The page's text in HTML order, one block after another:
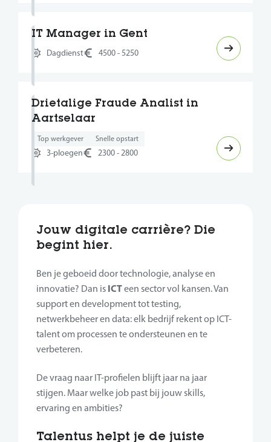
IT Manager in Gent
Dagdienst 4500 - 5250
Drietalige Fraude Analist in
Aartselaar
Top werkgever Snelle opstart
3-ploegen 2300 - 2800
Jouw digitale carrière? Die
begint hier.
Ben je geboeid door technologie, analyse en
innovatie? Dan is ICTeen sector vol kansen. Van
support en development tot testing,
netwerkbeheer en data: elk bedrijf rekent op ICT-
talent om processen te ondersteunen en te
verbeteren.
De vraag naar IT-profielen blijft jaar na jaar
stijgen. Maar welke job past bij jouw skills,
ervaring en ambities?
Talentus helpt je de juiste